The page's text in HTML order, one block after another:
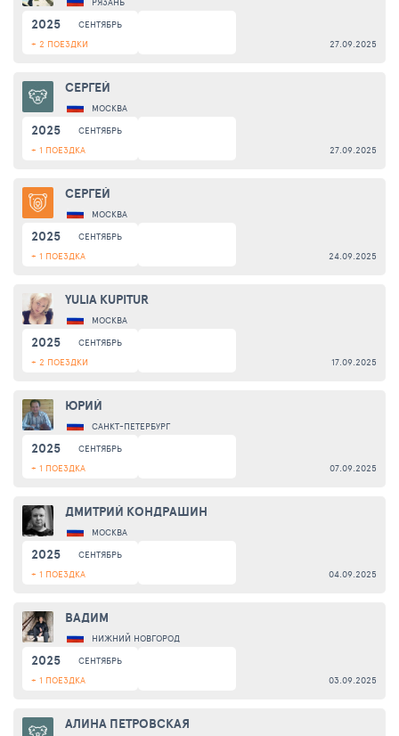
2025
СЕНТЯБРЬ
+ 2 ПОЕЗДКИ
27.09.2025
СЕРГЕЙ
МОСКВА
2025
СЕНТЯБРЬ
+ 1 ПОЕЗДКА
27.09.2025
СЕРГЕЙ
МОСКВА
2025
СЕНТЯБРЬ
+ 1 ПОЕЗДКА
24.09.2025
YULIA KUPITUR
МОСКВА
2025
СЕНТЯБРЬ
+ 2 ПОЕЗДКИ
17.09.2025
ЮРИЙ
САНКТ-ПЕТЕРБУРГ
2025
СЕНТЯБРЬ
+ 1 ПОЕЗДКА
07.09.2025
ДМИТРИЙ КОНДРАШИН
МОСКВА
2025
СЕНТЯБРЬ
+ 1 ПОЕЗДКА
04.09.2025
ВАДИМ
НИЖНИЙ НОВГОРОД
2025
СЕНТЯБРЬ
+ 1 ПОЕЗДКА
03.09.2025
АЛИНА ПЕТРОВСКАЯ